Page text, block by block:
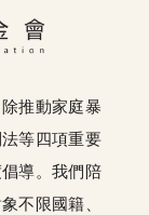
推動家庭暴
等四項重要
導。我們陪
不限國籍、